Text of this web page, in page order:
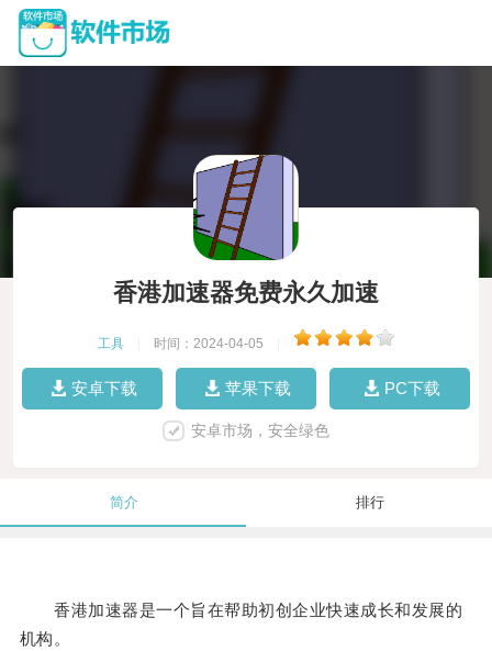
香港加速器免费永久加速
工具 时间：2024-04-05
安卓下载 苹果下载 PC下载
安卓市场，安全绿色
简介 排行
香港加速器是一个旨在帮助初创企业快速成长和发展的
机构。